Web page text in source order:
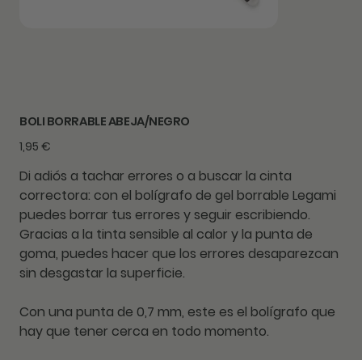
BOLI BORRABLE ABEJA/NEGRO
Precio
1,95 €
Di adiós a tachar errores o a buscar la cinta
correctora: con el bolígrafo de gel borrable Legami
puedes borrar tus errores y seguir escribiendo.
Gracias a la tinta sensible al calor y la punta de
goma, puedes hacer que los errores desaparezcan
sin desgastar la superficie.
Con una punta de 0,7 mm, este es el bolígrafo que
hay que tener cerca en todo momento.